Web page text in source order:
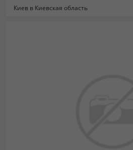
Киев в Киевская область